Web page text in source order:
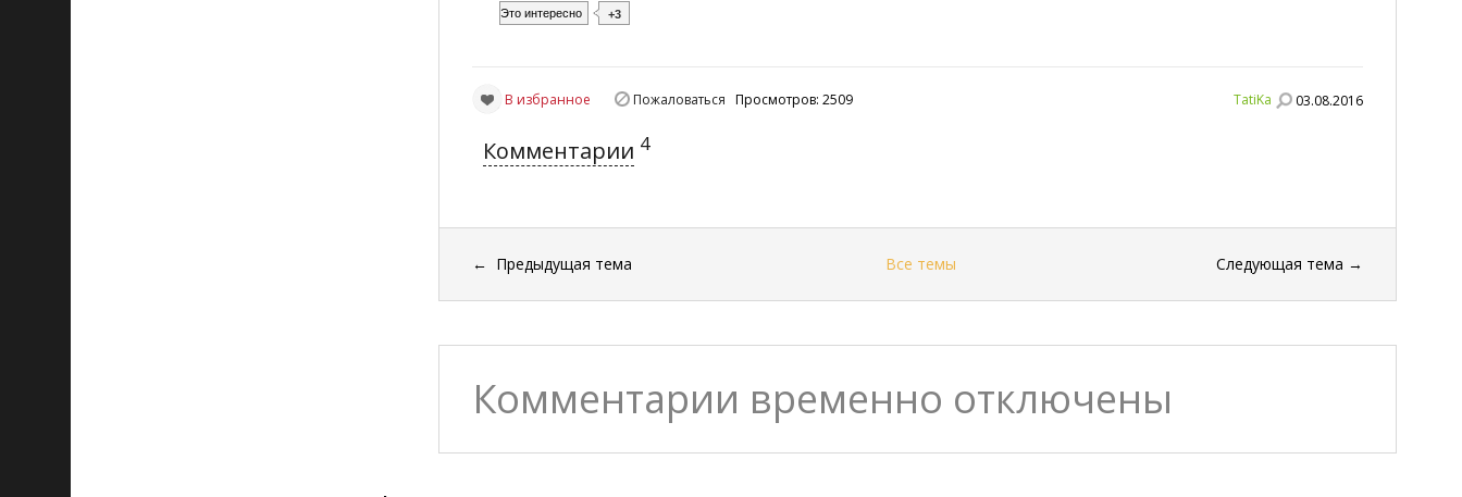
Это интересно +3
TatiKa 03.08.2016
В избранное Пожаловаться Просмотров: 2509
Комментарии 4
← Предыдущая тема Все темы Следующая тема →
Комментарии временно отключены